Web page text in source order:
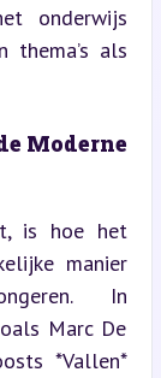
onderwijs
thema’s als
Moderne
is hoe het
manier
In
Marc De
*Vallen*